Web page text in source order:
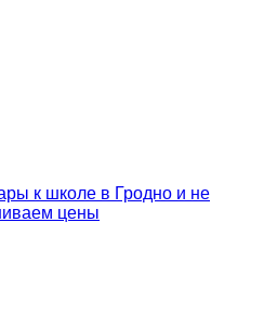
к школе в Гродно и не
цены